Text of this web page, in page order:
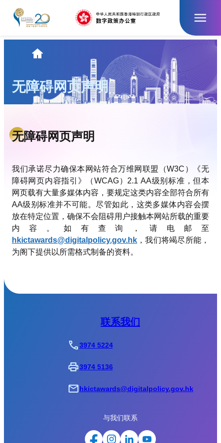
要
主
页
无障碍网页声明
无障碍网页声明
我们承诺尽力确保本网站符合万维网联盟（W3C）《无
障碍网页内容指引》（WCAG）2.1 AA级别标准，但本
网页载有大量多媒体内容，要规定这类内容全部符合所有
AA级别标准并不可能。尽管如此，这类多媒体内容会摆
放在特定位置，确保不会阻碍用户接触本网站所载的重要
内容。如有查询，请电邮至
hkictawards@digitalpolicy.gov.hk ，我们将竭尽所能，
为阁下提供以所需格式制备的资料。
联系我们
3974 5224
3974 5136
hkictawards@digitalpolicy.gov.hk
与我们联系